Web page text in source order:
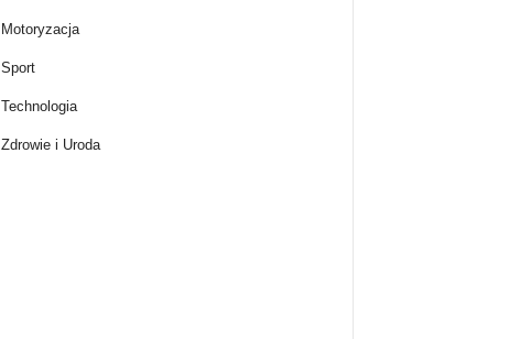
Motoryzacja
Sport
Technologia
Zdrowie i Uroda